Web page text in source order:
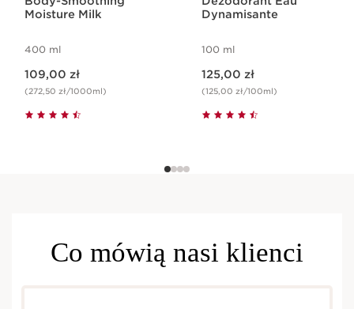
Moisture Milk
400 ml
109,00 zł
(272,50 zł/1000ml)
Dynamisante
100 ml
125,00 zł
(125,00 zł/100ml)
Co mówią nasi klienci